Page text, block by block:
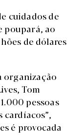
cuidados de
poupará, ao
de dólares
organização
Tom
pessoas
cardíacos”,
é provocada